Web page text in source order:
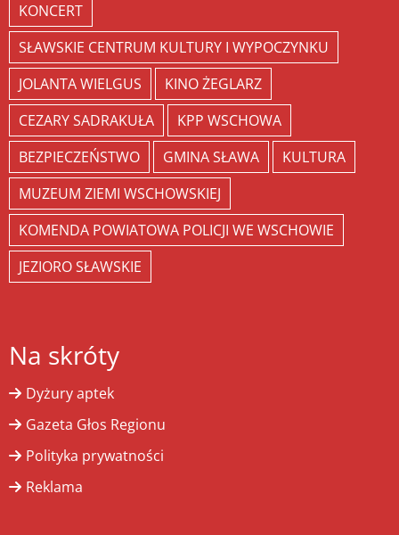
KONCERT
SŁAWSKIE CENTRUM KULTURY I WYPOCZYNKU
JOLANTA WIELGUS
KINO ŻEGLARZ
CEZARY SADRAKUŁA
KPP WSCHOWA
BEZPIECZEŃSTWO
GMINA SŁAWA
KULTURA
MUZEUM ZIEMI WSCHOWSKIEJ
KOMENDA POWIATOWA POLICJI WE WSCHOWIE
JEZIORO SŁAWSKIE
Na skróty
Dyżury aptek
Gazeta Głos Regionu
Polityka prywatności
Reklama